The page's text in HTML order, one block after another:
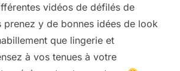
vidéos de défilés de
prenez y de bonnes idées de look
que lingerie et
à vos tenues à votre